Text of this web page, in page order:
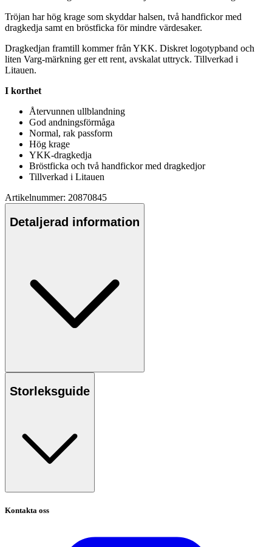
Tröjan har hög krage som skyddar halsen, två handfickor med
dragkedja samt en bröstficka för mindre värdesaker.
Dragkedjan framtill kommer från YKK. Diskret logotypband och
liten Varg-märkning ger ett rent, avskalat uttryck. Tillverkad i
Litauen.
I korthet
Återvunnen ullblandning
God andningsförmåga
Normal, rak passform
Hög krage
YKK-dragkedja
Bröstficka och två handfickor med dragkedjor
Tillverkad i Litauen
Artikelnummer: 20870845
Detaljerad information
Storleksguide
Kontakta oss